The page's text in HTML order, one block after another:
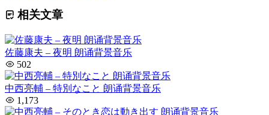
相关文章
佐藤康夫 – 夜明 朗诵背景音乐
502
中西亮輔 – 特別なこと 朗诵背景音乐
1,173